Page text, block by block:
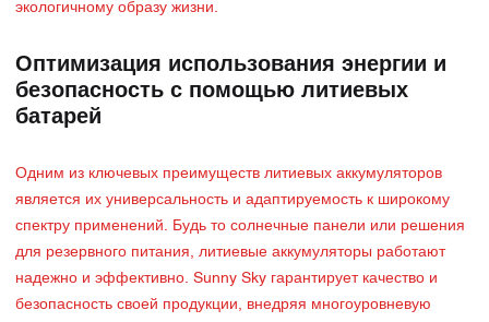
экологичному образу жизни.
Оптимизация использования энергии и
безопасность с помощью литиевых
батарей
Одним из ключевых преимуществ литиевых аккумуляторов
является их универсальность и адаптируемость к широкому
спектру применений. Будь то солнечные панели или решения
для резервного питания, литиевые аккумуляторы работают
надежно и эффективно. Sunny Sky гарантирует качество и
безопасность своей продукции, внедряя многоуровневую